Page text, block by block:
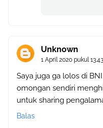
Unknown
1 April 2020 pukul 13.43
Saya juga ga lolos di
omongan sendiri
untuk sharing
Balas